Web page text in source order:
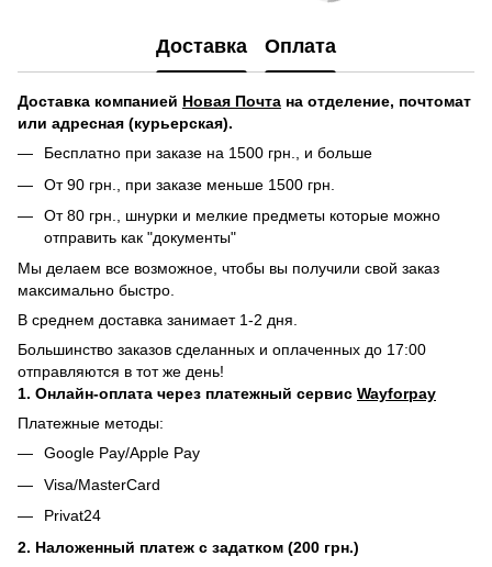
Доставка Оплата
Доставка компанией Новая Почта на отделение, почтомат
или адресная (курьерская).
Бесплатно при заказе на 1500 грн., и больше
От 90 грн., при заказе меньше 1500 грн.
От 80 грн., шнурки и мелкие предметы которые можно
отправить как "документы"
Мы делаем все возможное, чтобы вы получили свой заказ
максимально быстро.
В среднем доставка занимает 1-2 дня.
Большинство заказов сделанных и оплаченных до 17:00
отправляются в тот же день!
1. Онлайн-оплата через платежный сервис Wayforpay
Платежные методы:
Google Pay/Apple Pay
Visa/MasterCard
Privat24
2. Наложенный платеж с задатком (200 грн.)